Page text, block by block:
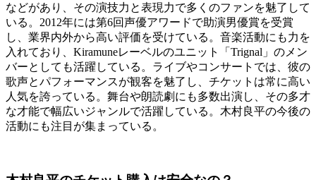
などがあり、その演技力と表現力で多くのファンを魅了して
いる。2012年には第6回声優アワードで助演男優賞を受賞
し、業界内外から高い評価を受けている。音楽活動にも力を
入れており、Kiramuneレーベルのユニット「Trignal」のメン
バーとしても活躍している。ライブやコンサートでは、彼の
歌声とパフォーマンスが観客を魅了し、チケットは常に高い
人気を誇っている。舞台や朗読劇にも多数出演し、その多才
な才能で幅広いジャンルで活躍している。木村良平の今後の
活動にも注目が集まっている。